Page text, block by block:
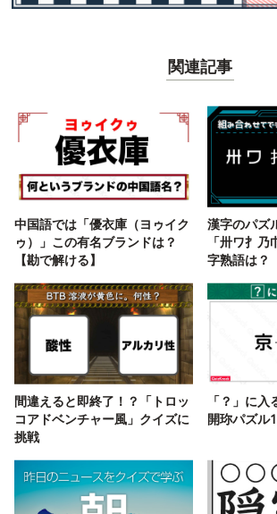
関連記事
中国語では「優衣庫（ヨゥイク
ゥ）」この有名ブランドは？
【勘で解ける】
漢字のパズ
「卅ワ扌
字熟語は？
間違えると即終了！？「トロッ
コアドベンチャー風」クイズに
挑戦
「？」に
開珎パズル